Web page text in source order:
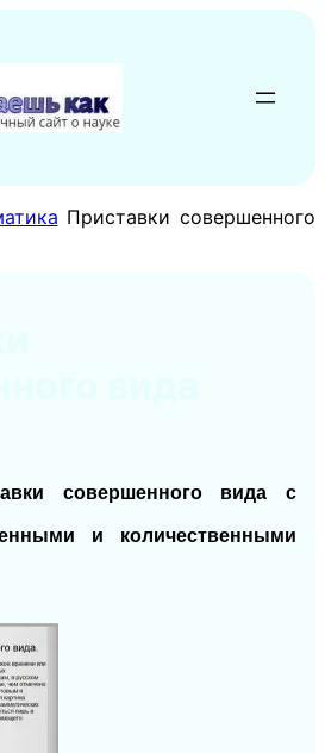
Приставки совершенного
совершенного вида с
и количественными